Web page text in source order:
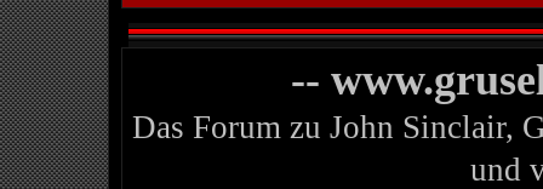
--
Das Forum zu John Sinclair,
und